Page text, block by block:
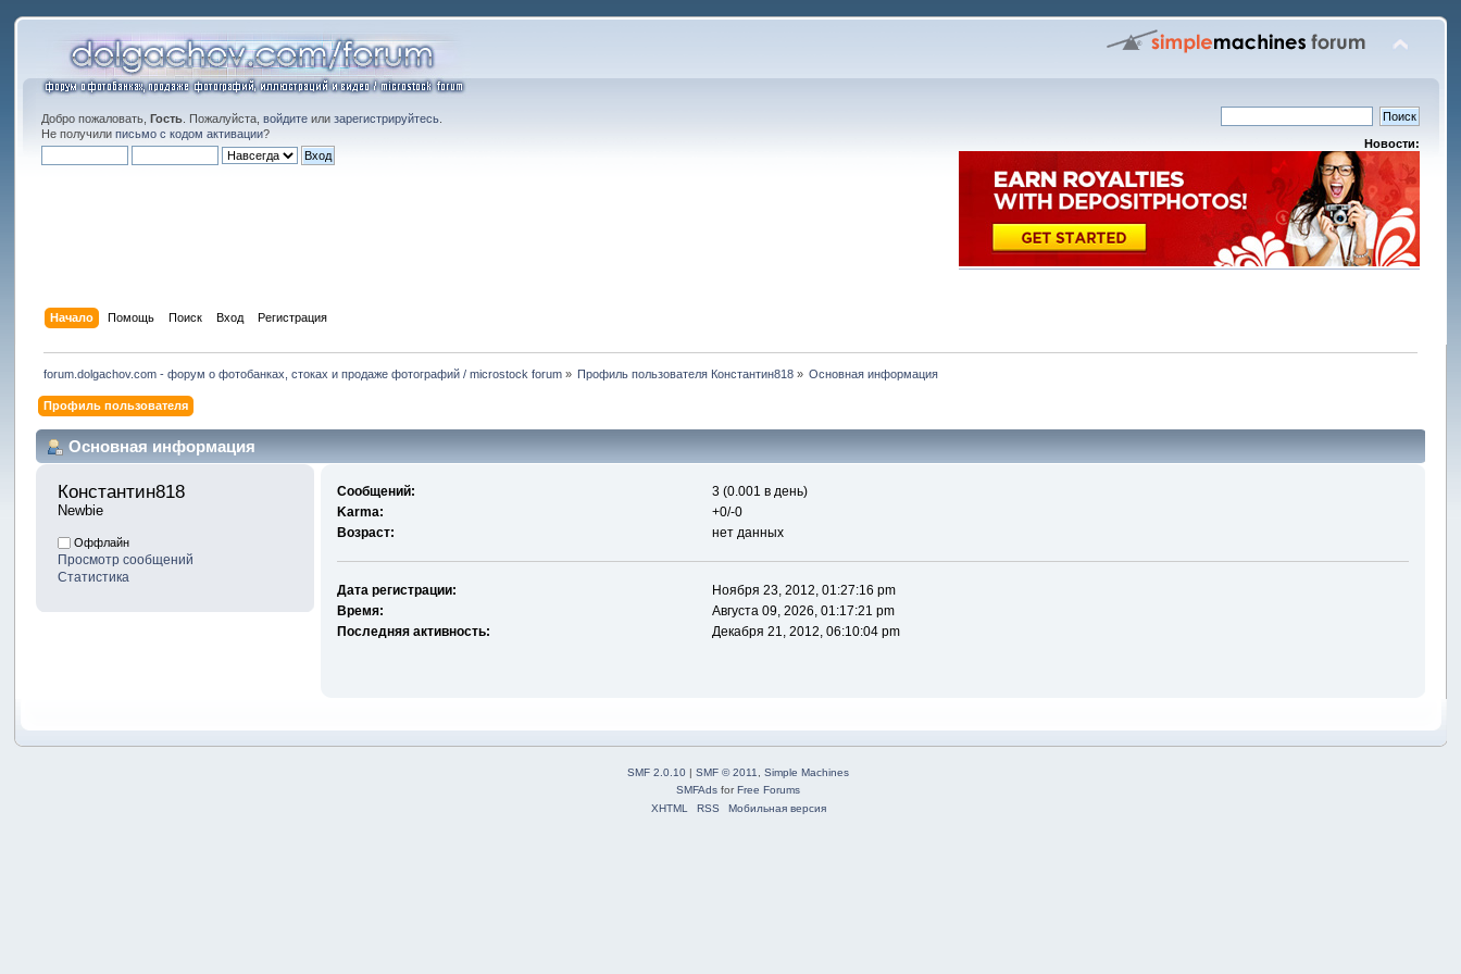
Добро пожаловать,Гость . Пожалуйста,войдите илизарегистрируйтесь
Не получилиписьмо с кодом активации?
Новости:
Начало Помощь Поиск Вход Регистрация
forum.dolgachov.com - форум о фотобанках, стоках и продаже фотографий / microstock forum» Профиль пользователя Константин818 » Основная информация
Профиль пользователя
Основная информация
Константин818
Newbie
Оффлайн
Просмотр сообщений
Статистика
Сообщений:
3 (0.001 в день)
Karma:
+0/-0
Возраст:
нет данных
Дата регистрации:
Ноября 23, 2012, 01:27:16 pm
Время:
Августа 09, 2026, 01:17:21 pm
Последняя активность:
Декабря 21, 2012, 06:10:04 pm
SMF 2.0.10 |SMF © 2011,Simple Machines
SMFAds forFree Forums
XHTML
RSS Мобильная версия